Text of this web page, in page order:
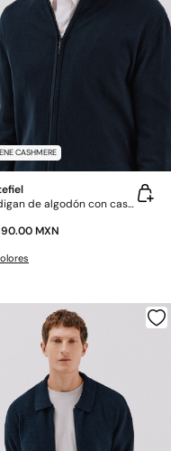
CASHMERE
Cárdigan de algodón con cashmere cierre de cremallera
MXN